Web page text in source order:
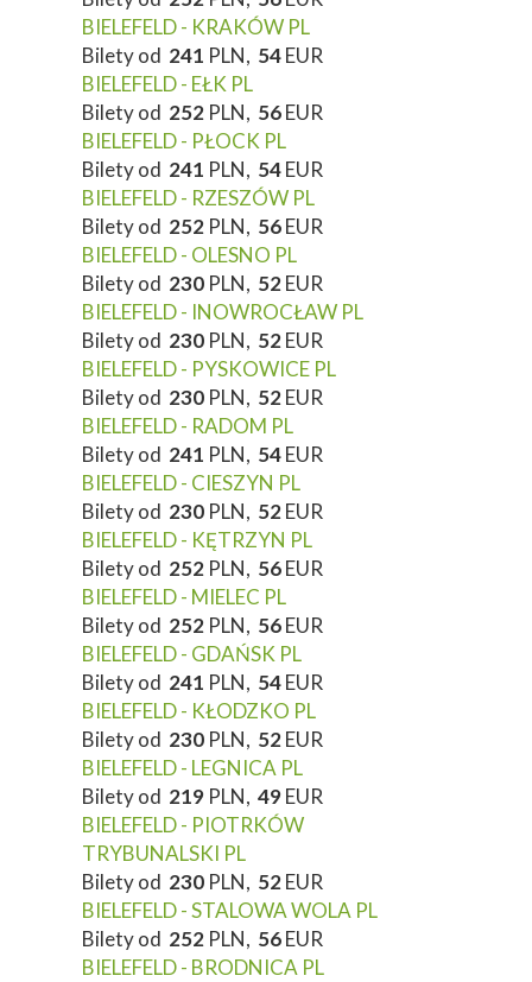
BIELEFELD - KRAKÓW PL
Bilety od 241 PLN, 54EUR
BIELEFELD - EŁK PL
Bilety od 252 PLN, 56EUR
BIELEFELD - PŁOCK PL
Bilety od 241 PLN, 54EUR
BIELEFELD - RZESZÓW PL
Bilety od 252 PLN, 56EUR
BIELEFELD - OLESNO PL
Bilety od 230 PLN, 52EUR
BIELEFELD - INOWROCŁAW PL
Bilety od 230 PLN, 52EUR
BIELEFELD - PYSKOWICE PL
Bilety od 230 PLN, 52EUR
BIELEFELD - RADOM PL
Bilety od 241 PLN, 54EUR
BIELEFELD - CIESZYN PL
Bilety od 230 PLN, 52EUR
BIELEFELD - KĘTRZYN PL
Bilety od 252 PLN, 56EUR
BIELEFELD - MIELEC PL
Bilety od 252 PLN, 56EUR
BIELEFELD - GDAŃSK PL
Bilety od 241 PLN, 54EUR
BIELEFELD - KŁODZKO PL
Bilety od 230 PLN, 52EUR
BIELEFELD - LEGNICA PL
Bilety od 219 PLN, 49EUR
BIELEFELD - PIOTRKÓW
TRYBUNALSKI PL
Bilety od 230 PLN, 52EUR
BIELEFELD - STALOWA WOLA PL
Bilety od 252 PLN, 56EUR
BIELEFELD - BRODNICA PL